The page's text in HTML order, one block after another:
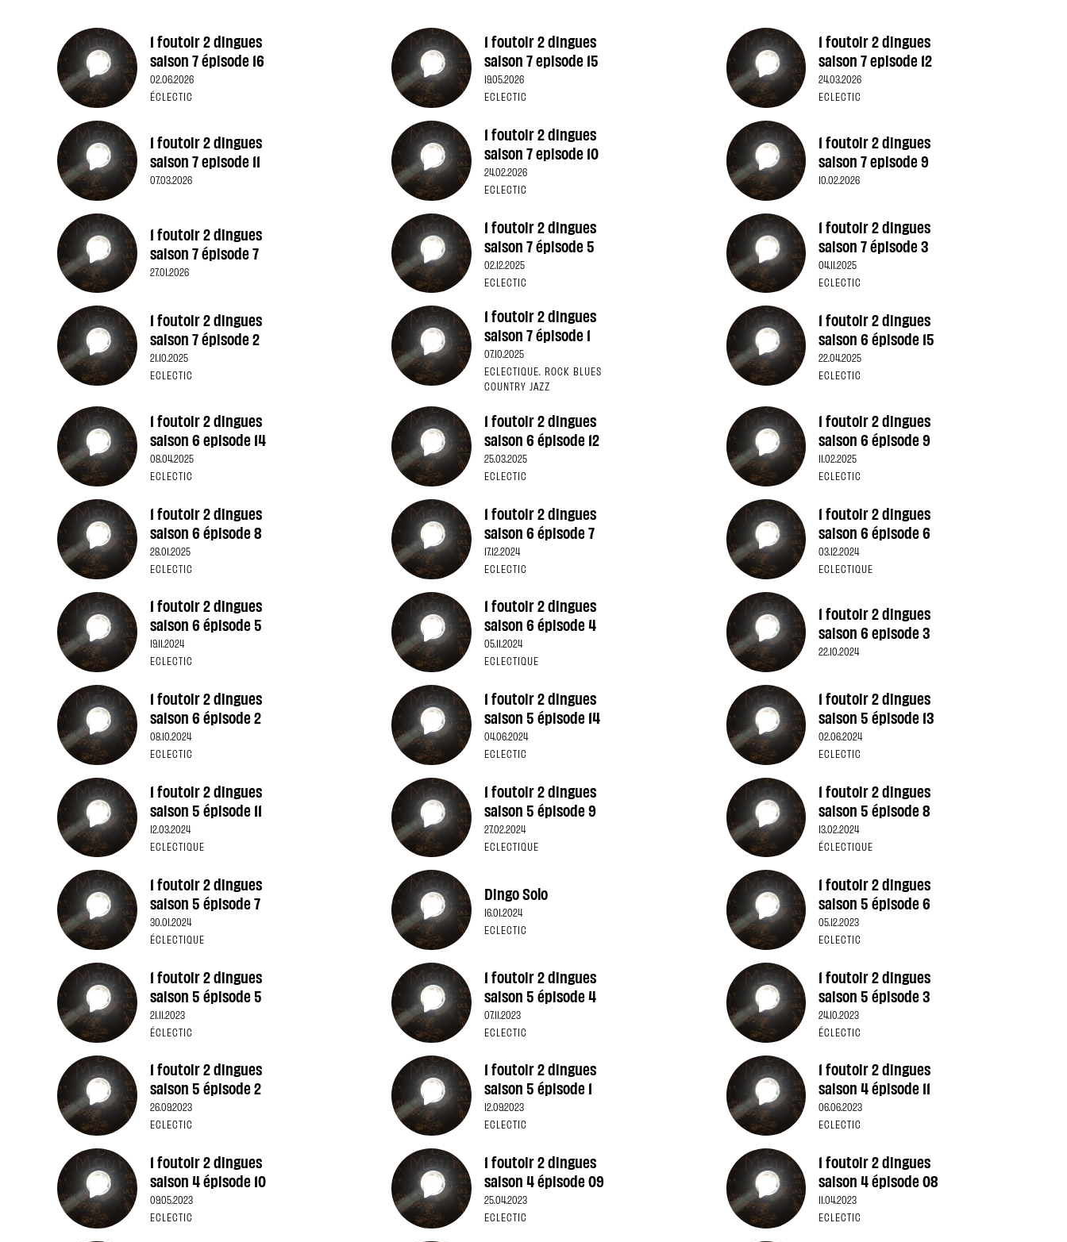
1 foutoir 2 dingues
saison 7 épisode 16
02.06.2026
ÉCLECTIC
1 foutoir 2 dingues
saison 7 episode 15
19.05.2026
ECLECTIC
1 foutoir 2 dingues
saison 7 episode 12
24.03.2026
ECLECTIC
1 foutoir 2 dingues
saison 7 episode 11
07.03.2026
1 foutoir 2 dingues
saison 7 episode 10
24.02.2026
ECLECTIC
1 foutoir 2 dingues
saison 7 episode 9
10.02.2026
1 foutoir 2 dingues
saison 7 épisode 7
27.01.2026
1 foutoir 2 dingues
saison 7 épisode 5
02.12.2025
ECLECTIC
1 foutoir 2 dingues
saison 7 épisode 3
04.11.2025
ECLECTIC
1 foutoir 2 dingues
saison 7 épisode 2
21.10.2025
ECLECTIC
1 foutoir 2 dingues
saison 7 épisode 1
07.10.2025
ECLECTIQUE. ROCK BLUES
COUNTRY JAZZ
1 foutoir 2 dingues
saison 6 épisode 15
22.04.2025
ECLECTIC
1 foutoir 2 dingues
saison 6 episode 14
08.04.2025
ECLECTIC
1 foutoir 2 dingues
saison 6 épisode 12
25.03.2025
ECLECTIC
1 foutoir 2 dingues
saison 6 épisode 9
11.02.2025
ECLECTIC
1 foutoir 2 dingues
saison 6 épisode 8
28.01.2025
ECLECTIC
1 foutoir 2 dingues
saison 6 épisode 7
17.12.2024
ECLECTIC
1 foutoir 2 dingues
saison 6 épisode 6
03.12.2024
ECLECTIQUE
1 foutoir 2 dingues
saison 6 épisode 5
19.11.2024
ECLECTIC
1 foutoir 2 dingues
saison 6 épisode 4
05.11.2024
ECLECTIQUE
1 foutoir 2 dingues
saison 6 episode 3
22.10.2024
1 foutoir 2 dingues
saison 6 épisode 2
08.10.2024
ECLECTIC
1 foutoir 2 dingues
saison 5 épisode 14
04.06.2024
ECLECTIC
1 foutoir 2 dingues
saison 5 épisode 13
02.06.2024
ECLECTIC
1 foutoir 2 dingues
saison 5 épisode 11
12.03.2024
ECLECTIQUE
1 foutoir 2 dingues
saison 5 épisode 9
27.02.2024
ECLECTIQUE
1 foutoir 2 dingues
saison 5 épisode 8
13.02.2024
ÉCLECTIQUE
1 foutoir 2 dingues
saison 5 épisode 7
30.01.2024
ÉCLECTIQUE
Dingo Solo
16.01.2024
ECLECTIC
1 foutoir 2 dingues
saison 5 épisode 6
05.12.2023
ECLECTIC
1 foutoir 2 dingues
saison 5 épisode 5
21.11.2023
ÉCLECTIC
1 foutoir 2 dingues
saison 5 épisode 4
07.11.2023
ECLECTIC
1 foutoir 2 dingues
saison 5 épisode 3
24.10.2023
ÉCLECTIC
1 foutoir 2 dingues
saison 5 épisode 2
26.09.2023
ECLECTIC
1 foutoir 2 dingues
saison 5 épisode 1
12.09.2023
ECLECTIC
1 foutoir 2 dingues
saison 4 épisode 11
06.06.2023
ECLECTIC
1 foutoir 2 dingues
saison 4 épisode 10
09.05.2023
ECLECTIC
1 foutoir 2 dingues
saison 4 épisode 09
25.04.2023
ECLECTIC
1 foutoir 2 dingues
saison 4 épisode 08
11.04.2023
ECLECTIC